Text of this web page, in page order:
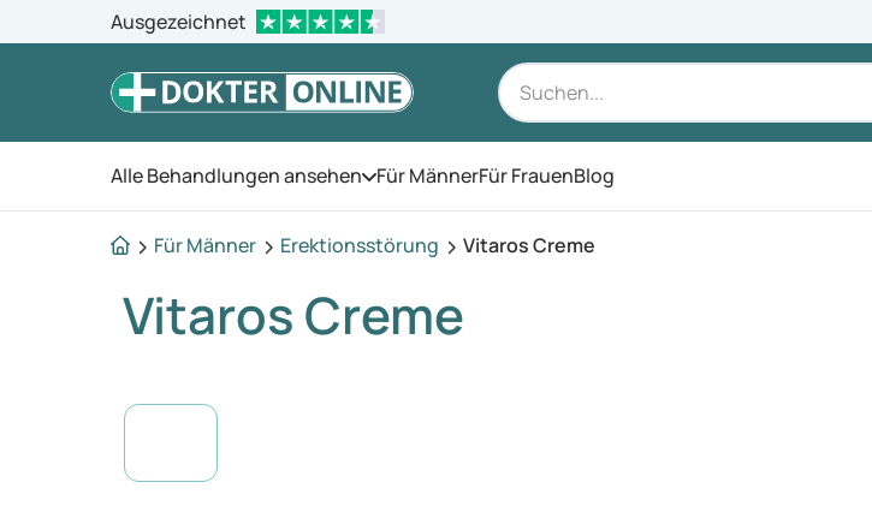
Ausgezeichnet
Alle Behandlungen ansehen Öffnen Sie das Menü
Für MännerFür FrauenBlog
Für Männer Erektionsstörung Vitaros Creme
Vitaros Creme